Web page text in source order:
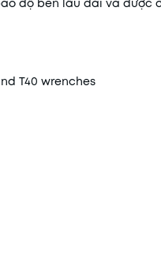
độ bền lâu dài và
T40 wrenches